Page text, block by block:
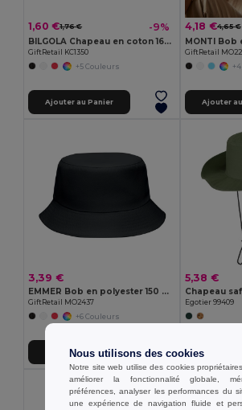
1,60 €1,76 € -9%
BILGOLA Chapeau en coton 160 gr/m²
GiftRetail KC1350
+5 Couleurs
Ajouter au Panier
4,18 €4,65 €
GiftRetail
Ajouter
3,39 €
EMMER Bob en polyester 150 gr/m²
GiftRetail MO2437
+6 Couleurs
Ajouter au Panier
5,38 €
Egotier 99409
Ajouter au
Nous utilisons des cookies
Notre site web utilise des cookies
améliorer la fonctionnalité globale,
préférences, analyser les performances du
une expérience de navigation fluide et